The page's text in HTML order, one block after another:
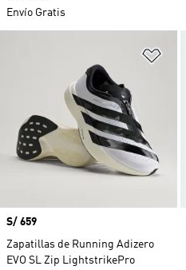
Envío Gratis
Precio
S/ 659
Zapatillas de Running Adizero
EVO SL Zip LightstrikePro